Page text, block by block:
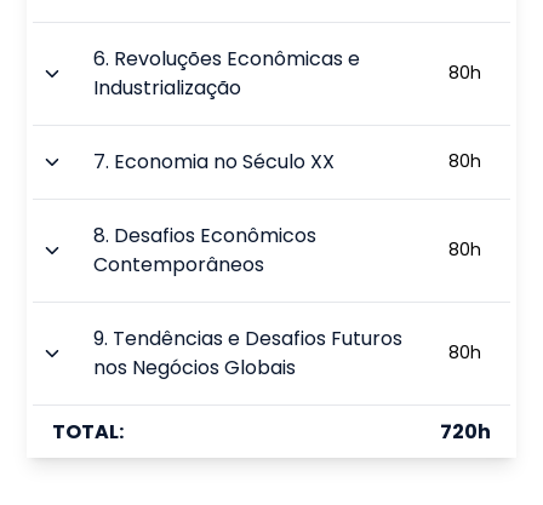
6. Revoluções Econômicas e
Industrialização
80h
7. Economia no Século XX 80h
8. Desafios Econômicos
Contemporâneos
80h
9. Tendências e Desafios Futuros
nos Negócios Globais
80h
TOTAL: 720h